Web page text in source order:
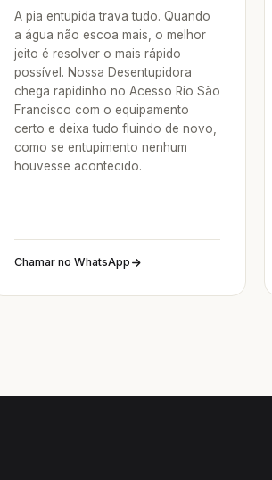
A pia entupida trava tudo. Quando
a água não escoa mais, o melhor
jeito é resolver o mais rápido
possível. Nossa Desentupidora
chega rapidinho no Acesso Rio São
Francisco com o equipamento
certo e deixa tudo fluindo de novo,
como se entupimento nenhum
houvesse acontecido.
Chamar no WhatsApp